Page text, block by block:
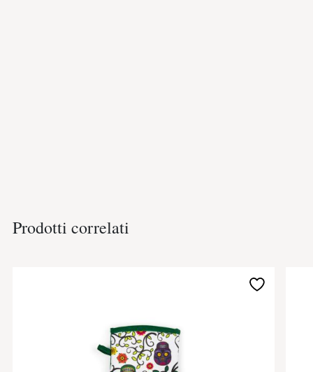
Prodotti correlati
Aggiungi